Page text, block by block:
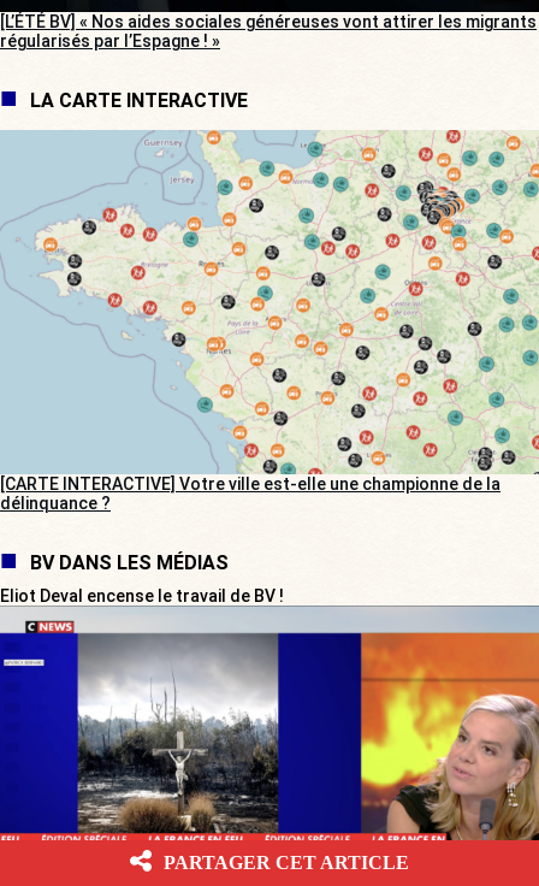
[L’ÉTÉ BV] « Nos aides sociales généreuses vont attirer les migrants
régularisés par l’Espagne ! »
LA CARTE INTERACTIVE
[CARTE INTERACTIVE] Votre ville est-elle une championne de la
délinquance ?
BV DANS LES MÉDIAS
Eliot Deval encense le travail de BV !
PARTAGER CET ARTICLE